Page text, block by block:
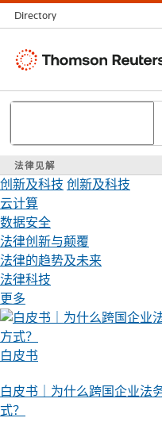
Directory
Thomson
法律见解
Search
创新及科技 创新及科技
云计算
数据安全
法律创新与颠覆
法律的趋势及未来
法律科技
更多
白皮书
白皮书｜为什么跨国企业法
式？